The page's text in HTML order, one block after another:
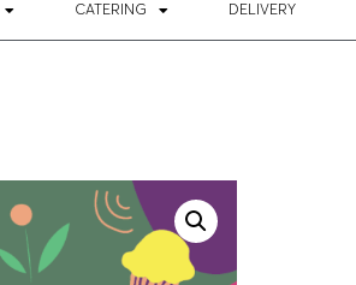
CATERING DELIVERY